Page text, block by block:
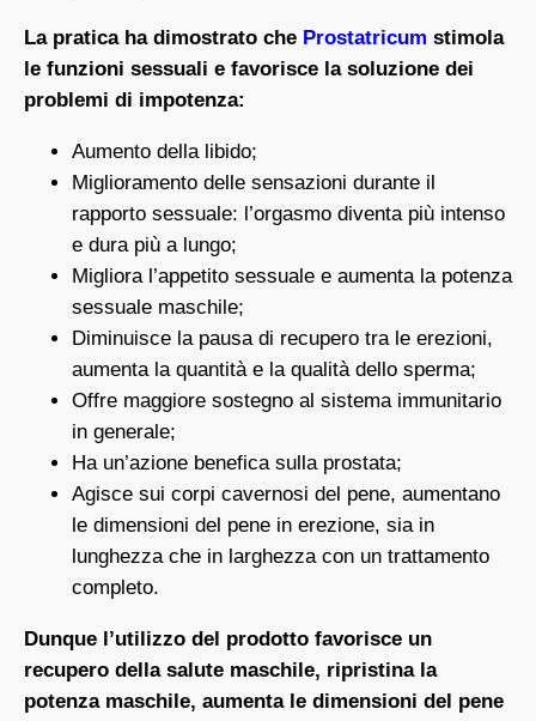
La pratica ha dimostrato che Prostatricum stimola
le funzioni sessuali e favorisce la soluzione dei
problemi di impotenza:
Aumento della libido;
Miglioramento delle sensazioni durante il
rapporto sessuale: l’orgasmo diventa più intenso
e dura più a lungo;
Migliora l’appetito sessuale e aumenta la potenza
sessuale maschile;
Diminuisce la pausa di recupero tra le erezioni,
aumenta la quantità e la qualità dello sperma;
Offre maggiore sostegno al sistema immunitario
in generale;
Ha un’azione benefica sulla prostata;
Agisce sui corpi cavernosi del pene, aumentano
le dimensioni del pene in erezione, sia in
lunghezza che in larghezza con un trattamento
completo.
Dunque l’utilizzo del prodotto favorisce un
recupero della salute maschile, ripristina la
potenza maschile, aumenta le dimensioni del pene